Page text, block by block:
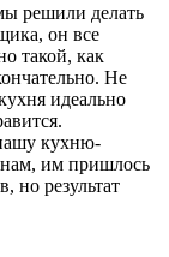
решили делать
он все
такой, как
Не
идеально
кухню-
им пришлось
но результат